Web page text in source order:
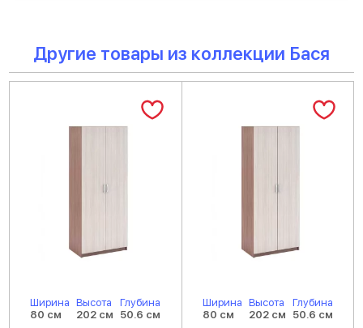
Другие товары из коллекции Бася
Ширина
80 см
Высота
202 см
Глубина
50.6 см
Ширина
80 см
Высота
202 см
Глубина
50.6 см